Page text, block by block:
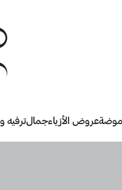
موضةعروض الأزياءجمالترفيه